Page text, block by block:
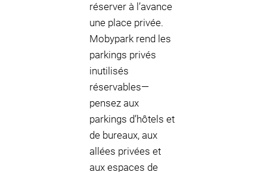
réserver à l’avance
une place privée.
Mobypark rend les
parkings privés
inutilisés
réservables—
pensez aux
parkings d’hôtels et
de bureaux, aux
allées privées et
aux espaces de